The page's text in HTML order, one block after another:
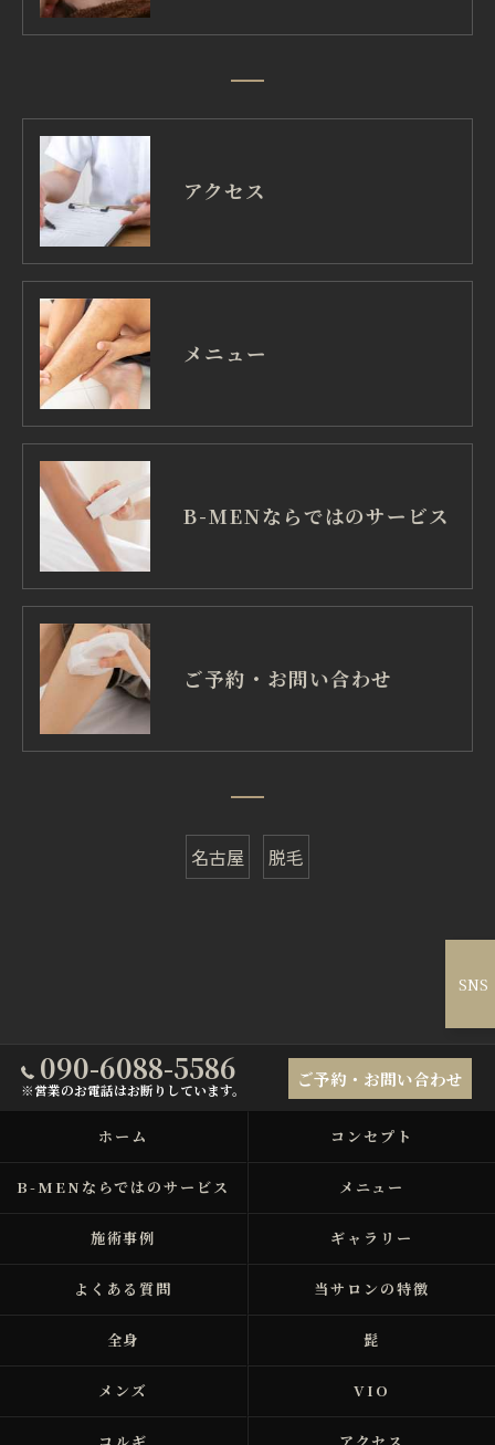
アクセス
メニュー
B-MENならではのサービス
ご予約・お問い合わせ
名古屋 脱毛
SNS
090-6088-5586
※営業のお電話はお断りしています。
ご予約・お問い合わせ
ホーム コンセプト
B-MENならではのサービス メニュー
施術事例 ギャラリー
よくある質問 当サロンの特徴
全身 髭
メンズ VIO